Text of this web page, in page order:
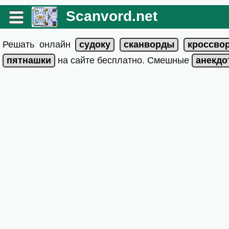
Scanvord.net
Решать онлайн
на сайте бесплатно. Смешные